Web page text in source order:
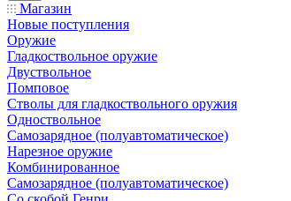
Магазин
Новые поступления
Оружие
Гладкоствольное оружие
Двуствольное
Помповое
Стволы для гладкоствольного оружия
Одноствольное
Самозарядное (полуавтоматическое)
Нарезное оружие
Комбинированное
Самозарядное (полуавтоматическое)